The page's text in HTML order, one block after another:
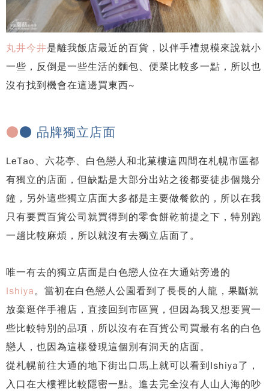
丸井今井是離我飯店最近的百貨，以伴手禮規模來說就小
一些，反倒是一些生活的麵包、便菜比較多一點，所以也
沒有找到機會在這邊買東西~
●● 品牌獨立店面
LeTao、六花亭、白色戀人和北菓樓這四間在札幌市區都
有獨立的店面，但缺點是大部分出站之後都要徒步個幾分
鐘，另外這些獨立店面大多都是主要做餐飲的，所以在我
只有要買百貨公司就買得到的零食餅乾前提之下，特別跑
一趟比較麻煩，所以就沒有去獨立店面了。
唯一有去的獨立店面是白色戀人位在大通站旁邊的
Ishiya。當初在白色戀人公園看到了長長的人龍，果斷就
放棄逛伴手禮店，直接回到市區買，但因為我又想要買一
些比較特別的品項，所以沒有在百貨公司買最有名的白色
戀人，也因為這樣發現這個別有洞天的店面。
從札幌前往大通的地下街出口馬上就可以看到Ishiya了，
入口在大樓裡比較隱密一點。進去完全沒有人山人海的吵